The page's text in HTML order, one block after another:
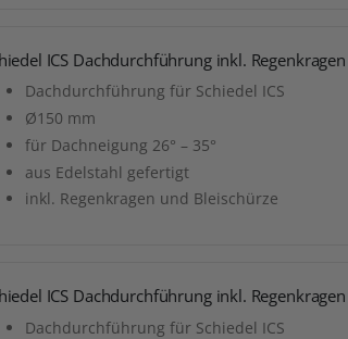
ICS Dachdurchführung inkl.
Dachdurchführung für Schiedel ICS
Ø150 mm
für Dachneigung 26° – 35°
aus Edelstahl gefertigt
inkl. Regenkragen und Bleischürze
ICS Dachdurchführung inkl.
Dachdurchführung für Schiedel ICS